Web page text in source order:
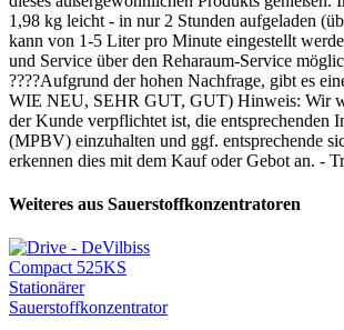
1,98 kg leicht - in nur 2 Stunden aufgeladen
kann von 1-5 Liter pro Minute eingestellt
und Service über den Reharaum-Service
????Aufgrund der hohen Nachfrage, gibt es
WIE NEU, SEHR GUT, GUT) Hinweis: Wir
der Kunde verpflichtet ist, die
(MPBV) einzuhalten und ggf. entsprechende
erkennen dies mit dem Kauf oder Gebot an. -
Weiteres aus Sauerstoffkonzentratoren